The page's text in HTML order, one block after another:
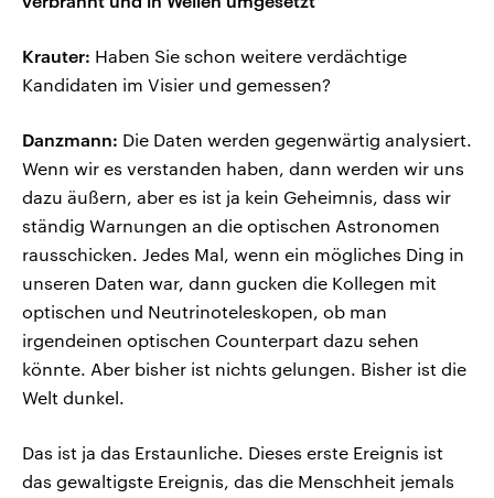
Krauter: Haben Sie schon weitere verdächtige
Kandidaten im Visier und gemessen?
Danzmann: Die Daten werden gegenwärtig analysiert.
Wenn wir es verstanden haben, dann werden wir uns
dazu äußern, aber es ist ja kein Geheimnis, dass wir
ständig Warnungen an die optischen Astronomen
rausschicken. Jedes Mal, wenn ein mögliches Ding in
unseren Daten war, dann gucken die Kollegen mit
optischen und Neutrinoteleskopen, ob man
irgendeinen optischen Counterpart dazu sehen
könnte. Aber bisher ist nichts gelungen. Bisher ist die
Welt dunkel.
Das ist ja das Erstaunliche. Dieses erste Ereignis ist
das gewaltigste Ereignis, das die Menschheit jemals